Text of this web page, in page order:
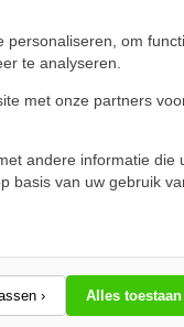
personaliseren, om
te analyseren.
met onze partners
andere informatie die
basis van uw gebruik
› Alles toestaan